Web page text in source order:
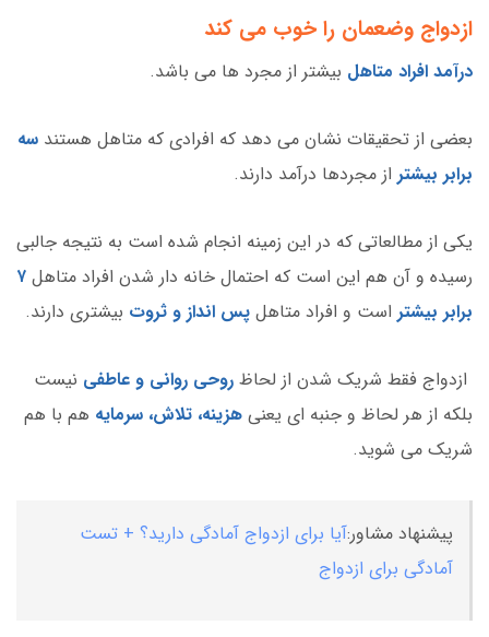
ازدواج وضعمان را خوب می کند
درآمد افراد متاهل بیشتر از مجرد ها می باشد.
بعضی از تحقیقات نشان می دهد که افرادی که متاهل هستند سه
برابر بیشتر از مجردها درآمد دارند.
یکی از مطالعاتی که در این زمینه انجام شده است به نتیجه جالبی
رسیده و آن هم این است که احتمال خانه دار شدن افراد متاهل ۷
برابر بیشتر است و افراد متاهل پس انداز و ثروت بیشتری دارند.
ازدواج فقط شریک شدن از لحاظ روحی روانی و عاطفی نیست
بلکه از هر لحاظ و جنبه ای یعنی هزینه، تلاش، سرمایه هم با هم
شریک می شوید.
پیشنهاد مشاور:آیا برای ازدواج آمادگی دارید؟ + تست
آمادگی برای ازدواج